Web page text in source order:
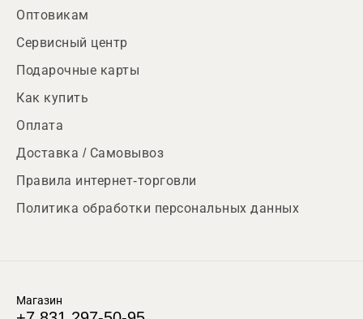
Оптовикам
Сервисный центр
Подарочные карты
Как купить
Оплата
Доставка / Самовывоз
Правила интернет-торговли
Политика обработки персональных данных
Магазин